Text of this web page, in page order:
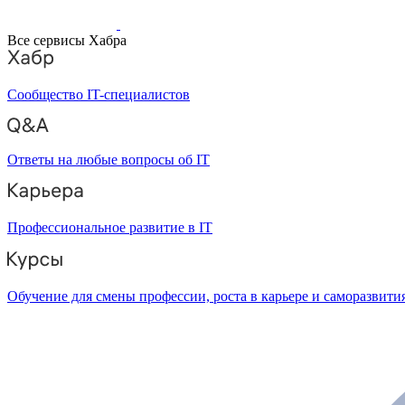
Все сервисы Хабра
Сообщество IT-специалистов
Ответы на любые вопросы об IT
Профессиональное развитие в IT
Обучение для смены профессии, роста в карьере и